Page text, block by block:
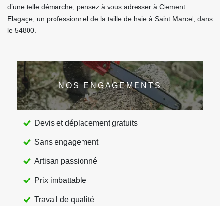
d’une telle démarche, pensez à vous adresser à Clement
Elagage, un professionnel de la taille de haie à Saint Marcel, dans
le 54800.
NOS ENGAGEMENTS
Devis et déplacement gratuits
Sans engagement
Artisan passionné
Prix imbattable
Travail de qualité